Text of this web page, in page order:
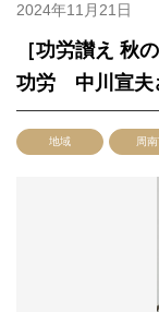
2024年11月21日
［功労讃え 秋
功労 中川宣夫
地域 周